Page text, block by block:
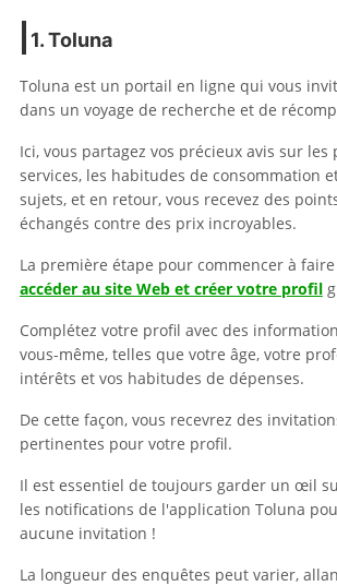
1. Toluna
Toluna est un portail en ligne qui vous
dans un voyage de recherche et de
Ici, vous partagez vos précieux avis sur les
services, les habitudes de consommation
sujets, et en retour, vous recevez des
échangés contre des prix incroyables.
La première étape pour commencer à
accéder au site Web et créer votre profil
Complétez votre profil avec des
vous-même, telles que votre âge, votre
intérêts et vos habitudes de dépenses.
De cette façon, vous recevrez des
pertinentes pour votre profil.
Il est essentiel de toujours garder un œil
les notifications de l'application Toluna
aucune invitation !
La longueur des enquêtes peut varier,